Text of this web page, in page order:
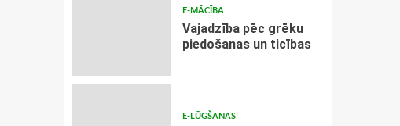
E-MĀCĪBA
Vajadzība pēc grēku
piedošanas un ticības
E-LŪGŠANAS